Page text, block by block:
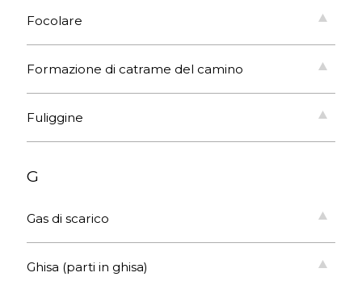
Focolare
Formazione di catrame del camino
Fuliggine
G
Gas di scarico
Ghisa (parti in ghisa)